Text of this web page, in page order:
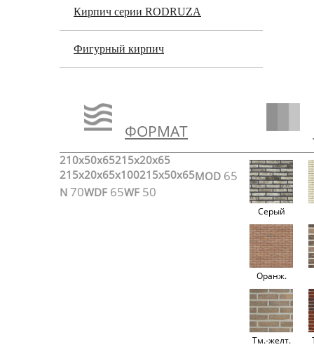
Кирпич серии RODRUZA
Фигурный кирпич
ФОРМАТ
210x50x65215x20x65
215x20x65x100215x50x65MOD 65
N 70WDF 65WF 50
Серый
Оранж.
Тм.-желт.